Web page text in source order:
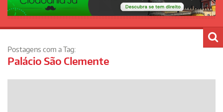
Postagens com a Tag:
Palácio São Clemente